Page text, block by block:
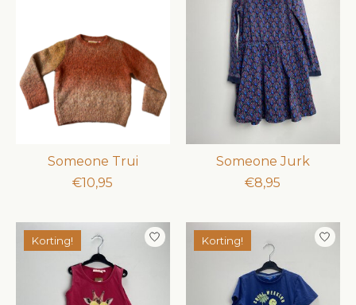
Someone Trui
€10,95
Someone Jurk
€8,95
Korting! Korting!